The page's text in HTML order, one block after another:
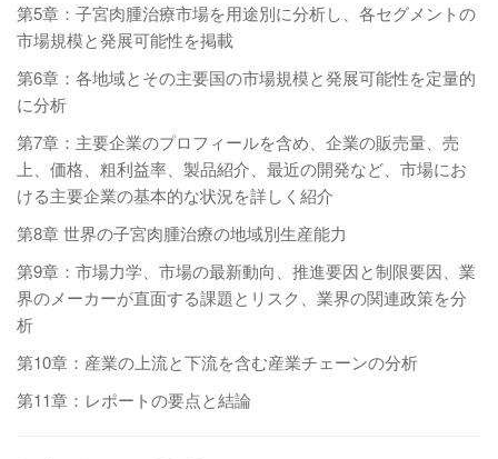
第5章：子宮肉腫治療市場を用途別に分析し、各セグメントの
市場規模と発展可能性を掲載
第6章：各地域とその主要国の市場規模と発展可能性を定量的
に分析
第7章：主要企業のプロフィールを含め、企業の販売量、売
上、価格、粗利益率、製品紹介、最近の開発など、市場にお
ける主要企業の基本的な状況を詳しく紹介
第8章 世界の子宮肉腫治療の地域別生産能力
第9章：市場力学、市場の最新動向、推進要因と制限要因、業
界のメーカーが直面する課題とリスク、業界の関連政策を分
析
第10章：産業の上流と下流を含む産業チェーンの分析
第11章：レポートの要点と結論